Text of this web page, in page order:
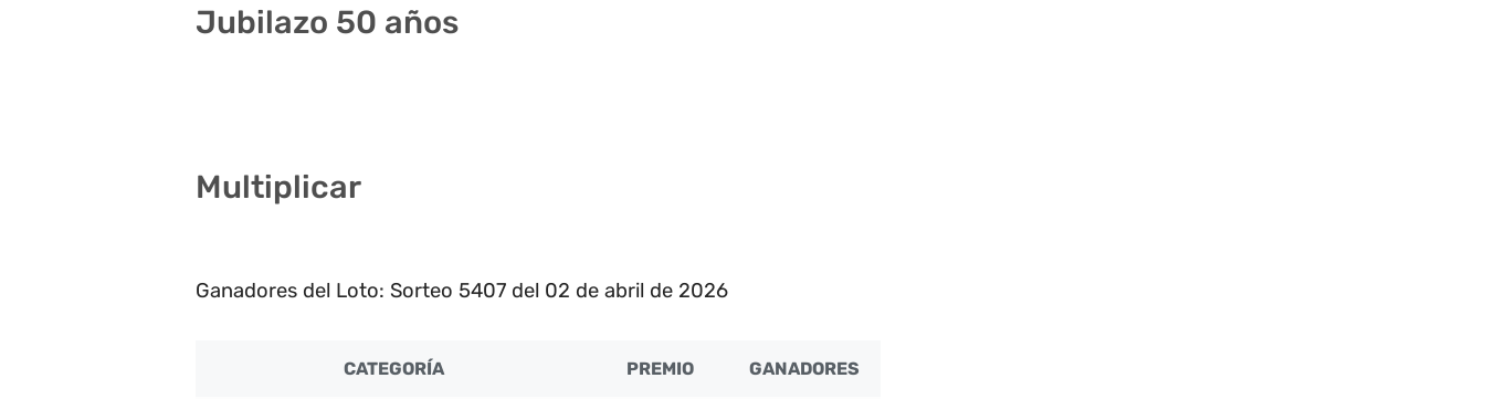
Jubilazo 50 años
Multiplicar
Ganadores del Loto: Sorteo 5407 del 02 de abril de 2026
CATEGORÍA PREMIO GANADORES